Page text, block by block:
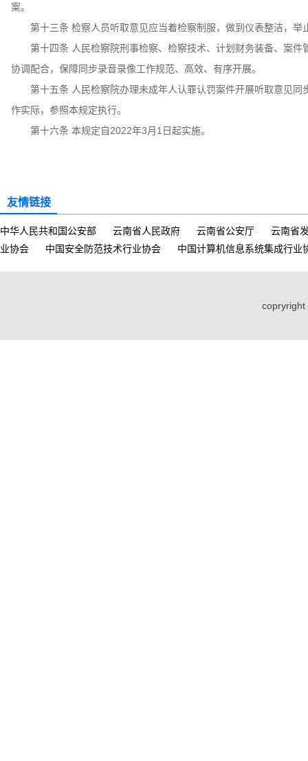
案。
第十三条 检察人员听取意见应当着检察制服，做到仪表整洁，举
第十四条 人民检察院刑事检察、检察技术、计划财务装备、案件
协调配合，保障同步录音录像工作规范、高效、有序开展。
第十五条 人民检察院办理未成年人认罪认罚案件开展听取意见同
作实际，参照本规定执行。
第十六条 本规定自2022年3月1日起实施。
友情链接
中华人民共和国公安部 云南省人民政府 云南省公安厅
云南省
业协会
中国安全防范技术行业协会 中国计算机信息系统集成行业